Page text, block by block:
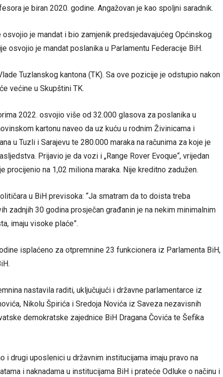
je biran 2020. godine. Angažovan je kao spoljni saradnik.
je mandat i bio zamjenik predsjedavajućeg Općinskog
osvojio je mandat poslanika u Parlamentu Federacije BiH.
Tuzlanskog kantona (TK). Sa ove pozicije je odstupio nakon
većine u Skupštini TK.
2022. osvojio više od 32.000 glasova za poslanika u
kartonu naveo da uz kuću u rodnim Živinicama i
u Tuzli i Sarajevu te 280.000 maraka na računima za koje je
Prijavio je da vozi i „Range Rover Evoque“, vrijedan
procijenio na 1,02 miliona maraka. Nije kreditno zadužen.
u BiH previsoka: “Ja smatram da to doista treba
zadnjih 30 godina prosječan građanin je na nekim minimalnim
imaju visoke plaće”.
isplaćeno za otpremnine 23 funkcionera iz Parlamenta BiH,
nastavila raditi, uključujući i državne parlamentarce iz
Nikolu Špirića i Sredoja Novića iz Saveza nezavisnih
demokratske zajednice BiH Dragana Čovića te Šefika
i drugi uposlenici u državnim institucijama imaju pravo na
i naknadama u institucijama BiH i prateće Odluke o načinu i